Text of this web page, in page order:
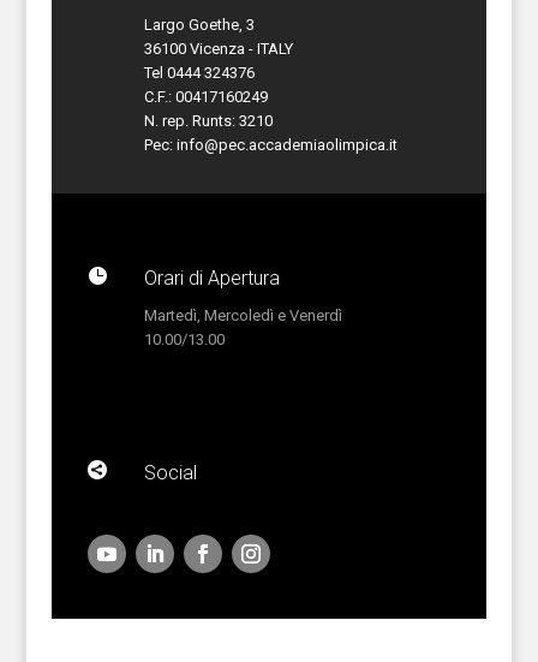
Largo Goethe, 3
36100 Vicenza - ITALY
Tel 0444 324376
C.F.: 00417160249
N. rep. Runts: 3210
Pec: info@pec.accademiaolimpica.it
 Orari di Apertura
Martedì, Mercoledì e Venerdì
10.00/13.00
 Social